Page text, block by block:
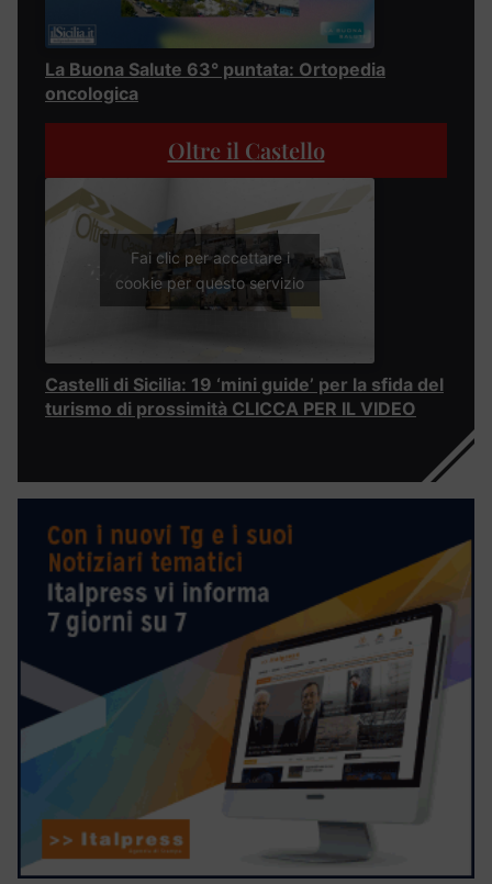
La Buona Salute 63° puntata: Ortopedia
oncologica
Oltre il Castello
Fai clic per accettare i
cookie per questo servizio
Castelli di Sicilia: 19 ‘mini guide’ per la sfida del
turismo di prossimità CLICCA PER IL VIDEO